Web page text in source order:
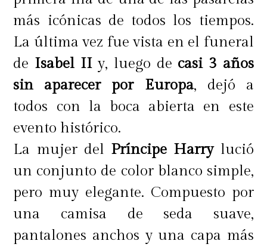
más icónicas de todos los tiempos.
La última vez fue vista en el funeral
de Isabel IIy, luego de casi 3 años
sin aparecer por Europa, dejó a
todos con la boca abierta en este
evento histórico.
La mujer del Príncipe Harrylució
un conjunto de color blanco simple,
pero muy elegante. Compuesto por
una camisa de seda suave,
pantalones anchos y una capa más